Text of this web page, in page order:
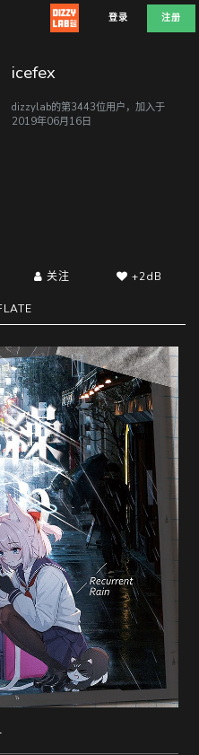
登录 注册
icefex
dizzylab的第3443位用户，加入于
2019年06月16日
关注 +2dB